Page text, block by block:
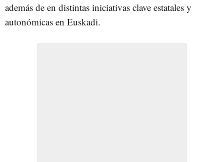
además de en distintas iniciativas clave estatales y
autonómicas en Euskadi.